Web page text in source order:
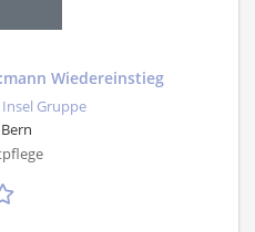
Wiedereinstieg
Insel Gruppe
Bern